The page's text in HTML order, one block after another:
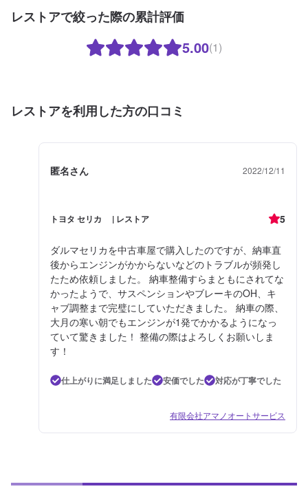
レストアで絞った際の累計評価
5.00(1)
レストアを利用した方の口コミ
匿名さん 2022/12/11
トヨタ セリカ | レストア 5
ダルマセリカを中古車屋で購入したのですが、納車直
後からエンジンがかからないなどのトラブルが頻発し
たため依頼しました。 納車整備すらまともにされてな
かったようで、サスペンションやブレーキのOH、キ
ャブ調整まで完璧にしていただきました。 納車の際、
大月の寒い朝でもエンジンが1発でかかるようになっ
ていて驚きました！ 整備の際はよろしくお願いしま
す！
仕上がりに満足しました 安価でした 対応が丁寧でした
有限会社アマノオートサービス